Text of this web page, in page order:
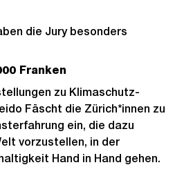
die Jury besonders
Franken
zu Klimaschutz-
Fäscht die Zürich*innen zu
ein, die dazu
vorzustellen, in der
Hand in Hand gehen.